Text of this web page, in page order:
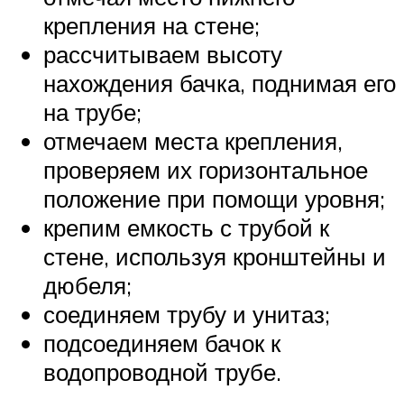
крепления на стене;
рассчитываем высоту
нахождения бачка, поднимая его
на трубе;
отмечаем места крепления,
проверяем их горизонтальное
положение при помощи уровня;
крепим емкость с трубой к
стене, используя кронштейны и
дюбеля;
соединяем трубу и унитаз;
подсоединяем бачок к
водопроводной трубе.